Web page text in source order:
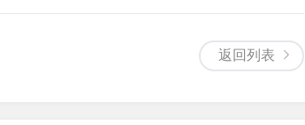
返回列表